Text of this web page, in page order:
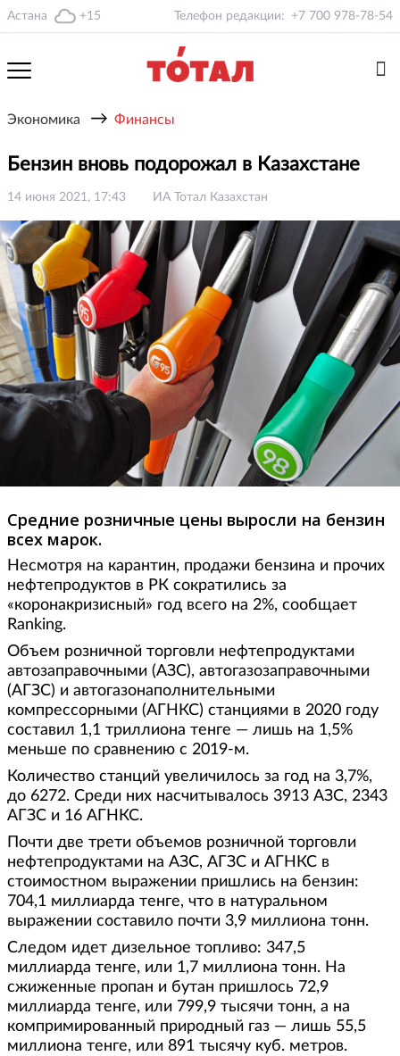
Астана +15 Телефон редакции: +7 700 978-78-54
Экономика → Финансы
Бензин вновь подорожал в Казахстане
14 июня 2021, 17:43 ИА Тотал Казахстан
Средние розничные цены выросли на бензин
всех марок.
Несмотря на карантин, продажи бензина и прочих
нефтепродуктов в РК сократились за
«коронакризисный» год всего на 2%, сообщает
Ranking.
Объем розничной торговли нефтепродуктами
автозаправочными (АЗС), автогазозаправочными
(АГЗС) и автогазонаполнительными
компрессорными (АГНКС) станциями в 2020 году
составил 1,1 триллиона тенге — лишь на 1,5%
меньше по сравнению с 2019-м.
Количество станций увеличилось за год на 3,7%,
до 6272. Среди них насчитывалось 3913 АЗС, 2343
АГЗС и 16 АГНКС.
Почти две трети объемов розничной торговли
нефтепродуктами на АЗС, АГЗС и АГНКС в
стоимостном выражении пришлись на бензин:
704,1 миллиарда тенге, что в натуральном
выражении составило почти 3,9 миллиона тонн.
Следом идет дизельное топливо: 347,5
миллиарда тенге, или 1,7 миллиона тонн. На
сжиженные пропан и бутан пришлось 72,9
миллиарда тенге, или 799,9 тысячи тонн, а на
компримированный природный газ — лишь 55,5
миллиона тенге, или 891 тысячу куб. метров.